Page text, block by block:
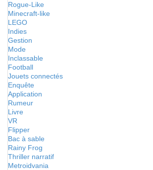
Rogue-Like
Minecraft-like
LEGO
Indies
Gestion
Mode
Inclassable
Football
Jouets connectés
Enquête
Application
Rumeur
Livre
VR
Flipper
Bac à sable
Rainy Frog
Thriller narratif
Metroidvania